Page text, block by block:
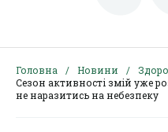
Головна Новини
Сезон активності змій уже
не наразитись на небезпеку